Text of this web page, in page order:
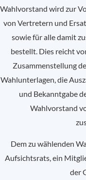
Wahlvorstand wird zur
von Vertretern und
sowie für alle damit
bestellt. Dies reicht
Zusammenstellung
Wahlunterlagen, die
und Bekanntgabe
Wahlvorstand
Dem zu wählenden
Aufsichtsrats, ein
der